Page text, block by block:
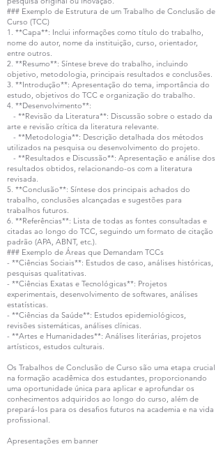
### Exemplo de Estrutura de um Trabalho de Conclusão de
Curso (TCC)
1. **Capa**: Inclui informações como título do trabalho,
nome do autor, nome da instituição, curso, orientador,
entre outros.
2. **Resumo**: Síntese breve do trabalho, incluindo
objetivo, metodologia, principais resultados e conclusões.
3. **Introdução**: Apresentação do tema, importância do
estudo, objetivos do TCC e organização do trabalho.
4. **Desenvolvimento**:
- **Revisão da Literatura**: Discussão sobre o estado da
arte e revisão crítica da literatura relevante.
- **Metodologia**: Descrição detalhada dos métodos
utilizados na pesquisa ou desenvolvimento do projeto.
- **Resultados e Discussão**: Apresentação e análise dos
resultados obtidos, relacionando-os com a literatura
revisada.
5. **Conclusão**: Síntese dos principais achados do
trabalho, conclusões alcançadas e sugestões para
trabalhos futuros.
6. **Referências**: Lista de todas as fontes consultadas e
citadas ao longo do TCC, seguindo um formato de citação
padrão (APA, ABNT, etc.).
### Exemplo de Áreas que Demandam TCCs
- **Ciências Sociais**: Estudos de caso, análises históricas,
pesquisas qualitativas.
- **Ciências Exatas e Tecnológicas**: Projetos
experimentais, desenvolvimento de softwares, análises
estatísticas.
- **Ciências da Saúde**: Estudos epidemiológicos,
revisões sistemáticas, análises clínicas.
- **Artes e Humanidades**: Análises literárias, projetos
artísticos, estudos culturais.
Os Trabalhos de Conclusão de Curso são uma etapa crucial
na formação acadêmica dos estudantes, proporcionando
uma oportunidade única para aplicar e aprofundar os
conhecimentos adquiridos ao longo do curso, além de
prepará-los para os desafios futuros na academia e na vida
profissional.
Apresentações em banner